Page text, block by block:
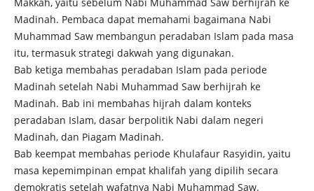
Madinah. Pembaca dapat memahami bagaimana Nabi
Muhammad Saw membangun peradaban Islam pada masa
itu, termasuk strategi dakwah yang digunakan.
Bab ketiga membahas peradaban Islam pada periode
Madinah setelah Nabi Muhammad Saw berhijrah ke
Madinah. Bab ini membahas hijrah dalam konteks
peradaban Islam, dasar berpolitik Nabi dalam negeri
Madinah, dan Piagam Madinah.
Bab keempat membahas periode Khulafaur Rasyidin, yaitu
masa kepemimpinan empat khalifah yang dipilih secara
demokratis setelah wafatnya Nabi Muhammad Saw.